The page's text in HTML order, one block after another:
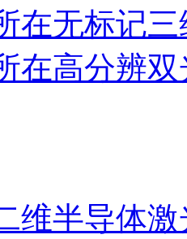
在无标记
在高分辨
维半导体